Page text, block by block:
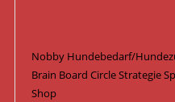
Nobby Hundebedarf/
Brain Board Circle Strategie
Shop